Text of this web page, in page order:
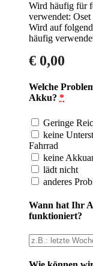
Wird häufig für
verwendet: Oset
Wird auf
häufig
€ 0,00
Welche
Akku? *
Geringe
keine
Fahrrad
keine
lädt nicht
anderes
Wann hat Ihr
funktioniert?